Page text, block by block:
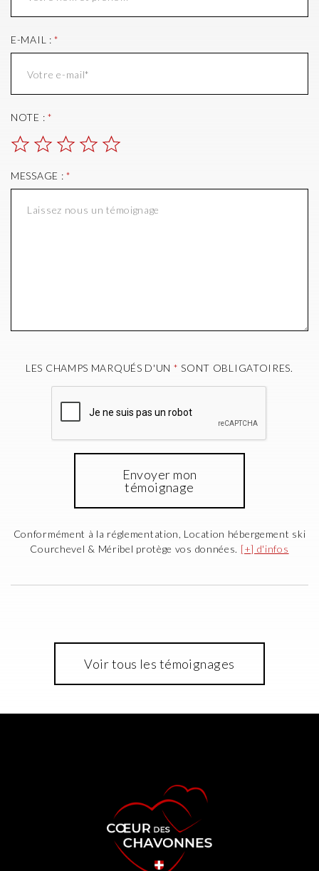
E-MAIL :*
NOTE : *
MESSAGE : *
LES CHAMPS MARQUÉS D'UN * SONT OBLIGATOIRES.
Envoyer mon
témoignage
Conformément à la réglementation, Location hébergement ski
Courchevel & Méribel protège vos données. [+] d'infos
Voir tous les témoignages